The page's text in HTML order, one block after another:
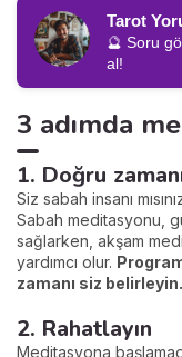
Tarot
🔮 Soru
al!
3 adımda
1. Doğru
Siz sabah insanı
Sabah meditasyonu,
sağlarken, akşam
yardımcı olur.
zamanı siz belirleyin.
2. Rahatlayın
Meditasyona